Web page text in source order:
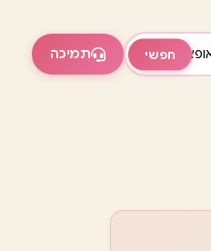
חפשי תמיכה